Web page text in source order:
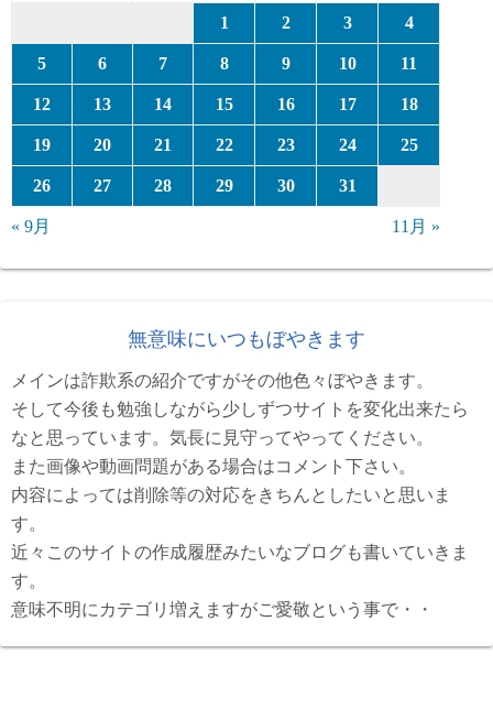
1 2 3 4
5 6 7 8 9 10 11
12 13 14 15 16 17 18
19 20 21 22 23 24 25
26 27 28 29 30 31
« 9月 11月 »
無意味にいつもぼやきます
メインは詐欺系の紹介ですがその他色々ぼやきます。
そして今後も勉強しながら少しずつサイトを変化出来たら
なと思っています。気長に見守ってやってください。
また画像や動画問題がある場合はコメント下さい。
内容によっては削除等の対応をきちんとしたいと思いま
す。
近々このサイトの作成履歴みたいなブログも書いていきま
す。
意味不明にカテゴリ増えますがご愛敬という事で・・